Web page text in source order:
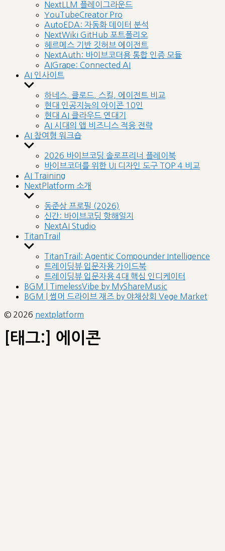
NextLLM 플레이그라운드
YouTubeCreator Pro
AutoEDA: 자동화 데이터 분석
NextWiki GitHub 포트폴리오
헤르메스 기반 깃허브 에이전트
NextAuth: 바이브코더용 통합 인증 모듈
AIGrape: Connected AI
AI 인사이트
Show
sub
menu
하네스, 클로드, 스킬, 에이전트 비교
현대 인공지능의 아이콘 10인
현대 AI 클라우드 연대기
AI 시대의 앱 비즈니스 적응 전략
AI 참여형 워크숍
Show
sub
menu
2026 바이브코딩 솔로프리너 플레이북
바이브코더를 위한 UI 디자인 도구 TOP 4 비교
AI Training
NextPlatform 소개
Show
sub
menu
동준상 프로필 (2026)
신간: 바이브코딩 항해일지
NextAI Studio
TitanTrail
Show
sub
menu
TitanTrail: Agentic Compounder Intelligence
트레이딩뷰 입문자용 가이드북
트레이딩뷰 입문자용 4대 핵심 인디케이터
BGM | TimelessVibe by MyShareMusic
BGM | 썸머 드라이브 재즈 by 야채상회 Vege Market
© 2026 nextplatform
[태그:] 에이콘